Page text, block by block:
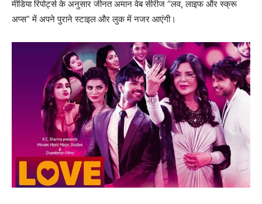
मीडिया रिपोर्ट्स के अनुसार जीनत अमान वेब सीरीज “लव, लाइफ और स्क्रू
अप्स” में अपने पुराने स्‍टाइल और लुक में नजर आएंगी।